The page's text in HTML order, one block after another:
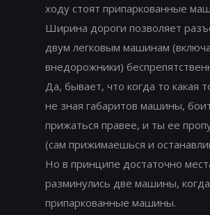
ходу стоят припаркованные
Ширина дороги позволяет
двум легковым машинам
внедорожники)
Да, бывает, что когда то какая
не зная габаритов машины,
прижаться правее, и ты ее
(сам прижимаешься и
Но в принципе достаточно
разминулись две машины, когда
припаркованные машины.